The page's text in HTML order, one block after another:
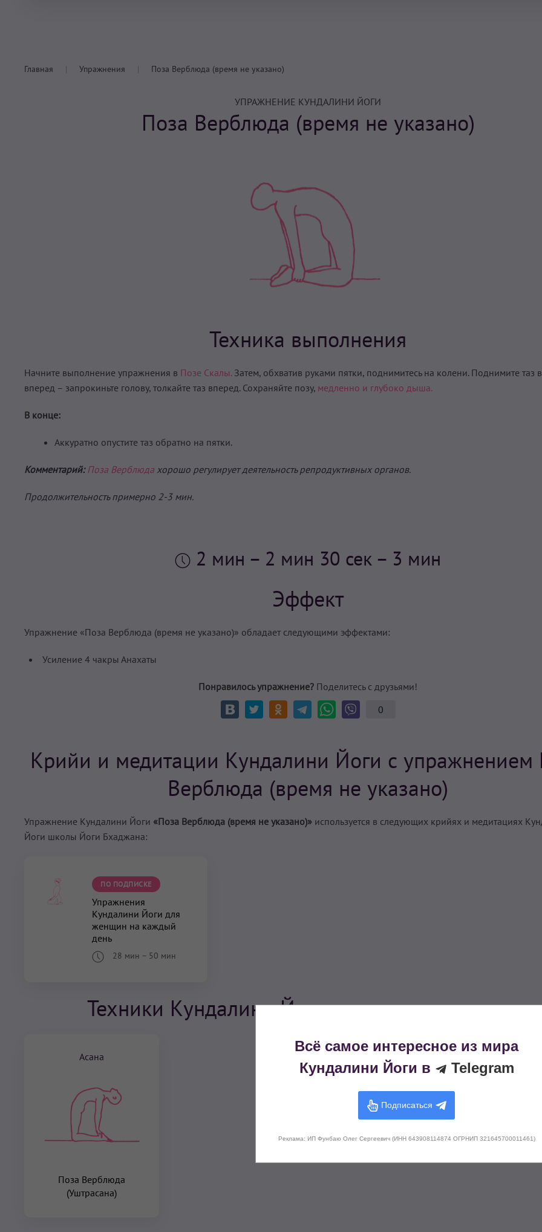
Главная Упражнения Поза Верблюда (время не указано)
УПРАЖНЕНИЕ КУНДАЛИНИ ЙОГИ
Поза Верблюда (время не указано)
Техника выполнения
Начните выполнение упражнения в Позе Скалы.Затем, обхватив руками пятки, поднимитесь на колени. Поднимите таз
вперед – запрокиньте голову, толкайте таз вперед. Сохраняйте позу, медленно и глубоко дыша.
В конце:
Аккуратно опустите таз обратно на пятки.
Комментарий: Поза Верблюда хорошо регулирует деятельность репродуктивных органов.
Продолжительность примерно 2-3 мин.
2 мин – 2 мин 30 сек – 3 мин
Эффект
Упражнение «Поза Верблюда (время не указано)» обладает следующими эффектами:
Усиление 4 чакры Анахаты
Понравилось упражнение? Поделитесь с друзьями!
0
Крийи и медитации Кундалини Йоги с упражнением
Верблюда (время не указано)
Упражнение Кундалини Йоги «Поза Верблюда (время не указано)» используется в следующих крийях и медитациях
Йоги школы Йоги Бхаджана:
ПО ПОДПИСКЕ
Упражнения
Кундалини Йоги для
женщин на каждый
день
28 мин – 50 мин
Техники Кундалини Йоги из этого упражнения
Асана
Поза Верблюда
(Уштрасана)
Всё самое интересное из мира
Кундалини Йоги в
Telegram
Подписаться
Реклама: ИП Фунбаю Олег Сергеевич (ИНН 643908114874 ОГРНИП 321645700011461)